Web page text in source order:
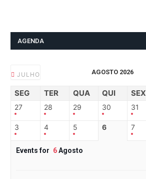
AGENDA
JULHO AGOSTO 2026
SEG TER QUA QUI SEX
27 28 29 30 31
3 4 5 6 7
Events for 6Agosto